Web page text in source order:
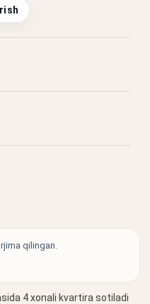
qilingan.
4 xonali kvartira sotiladi